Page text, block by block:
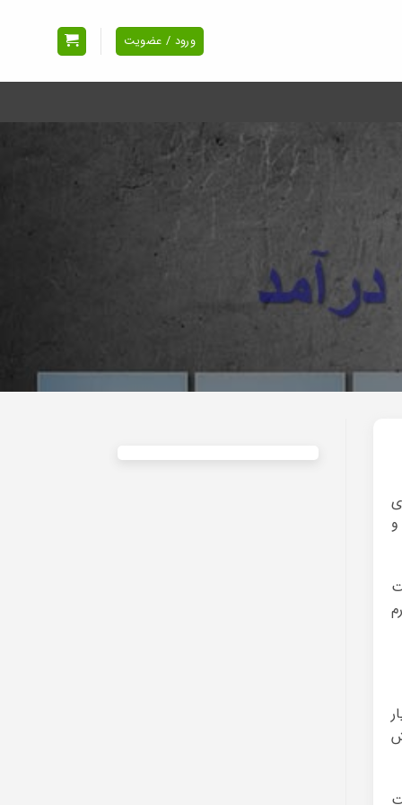
ورود / عضویت